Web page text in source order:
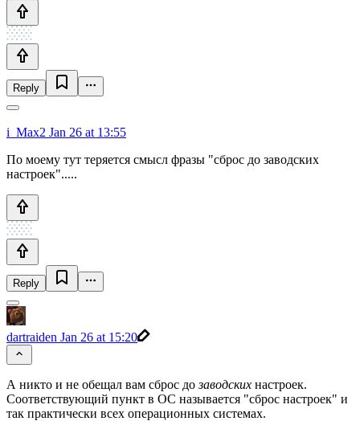
Reply
i_Max2 Jan 26 at 13:55
По моему тут теряется смысл фразы "сброс до заводских
настроек".....
Reply
dartraiden Jan 26 at 15:20
А никто и не обещал вам сброс дозаводских настроек.
Соответствующий пункт в ОС называется "сброс настроек" и
так практически всех операционных системах.